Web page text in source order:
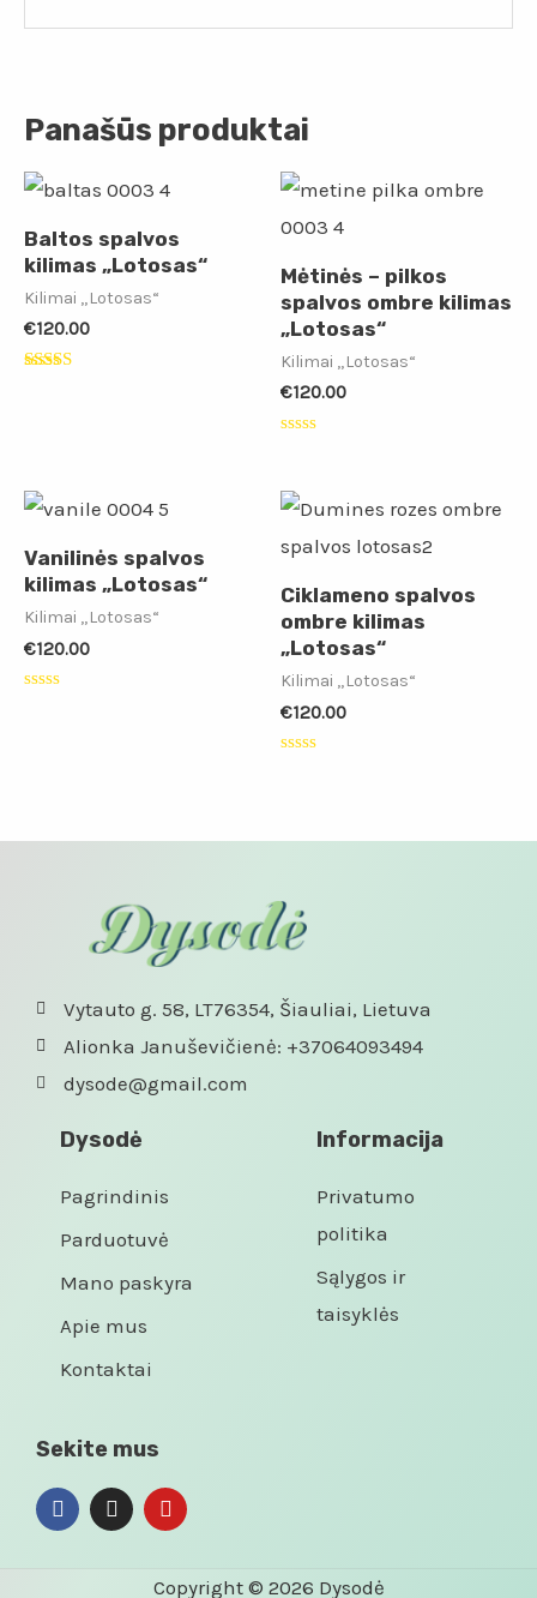
Panašūs produktai
Baltos spalvos
kilimas „Lotosas“
Kilimai „Lotosas“
€120.00
Mėtinės – pilkos
spalvos ombre kilimas
„Lotosas“
Kilimai „Lotosas“
€120.00
5
Vanilinės spalvos
kilimas „Lotosas“
Kilimai „Lotosas“
€120.00
Ciklameno spalvos
ombre kilimas
„Lotosas“
Kilimai „Lotosas“
€120.00
Vytauto g. 58, LT76354, Šiauliai, Lietuva
Alionka Januševičienė: +37064093494
dysode@gmail.com
Dysodė
Pagrindinis
Parduotuvė
Mano paskyra
Apie mus
Kontaktai
Informacija
Privatumo
politika
Sąlygos ir
taisyklės
Sekite mus
Copyright © 2026 Dysodė